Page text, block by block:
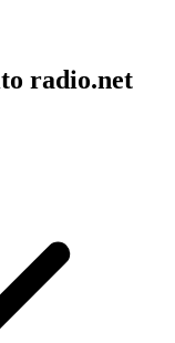
radio.net